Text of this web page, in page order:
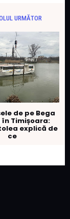
URMĂTOR
de pe Bega
Timișoara:
explică de
ce